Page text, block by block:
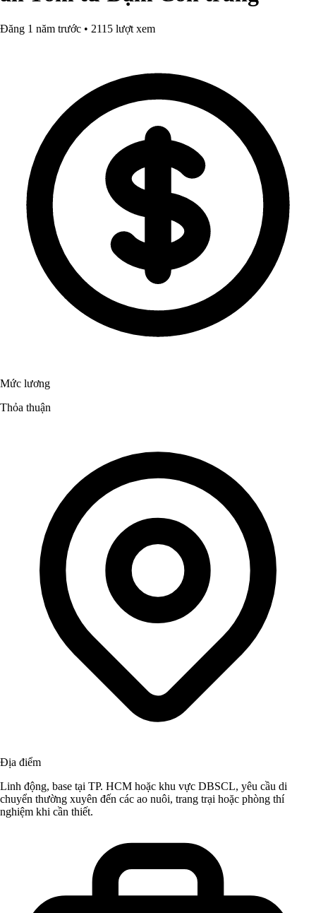
Đăng 1 năm trước • 2115 lượt xem
Mức lương
Thỏa thuận
Địa điểm
Linh động, base tại TP. HCM hoặc khu vực DBSCL, yêu cầu di
chuyển thường xuyên đến các ao nuôi, trang trại hoặc phòng thí
nghiệm khi cần thiết.